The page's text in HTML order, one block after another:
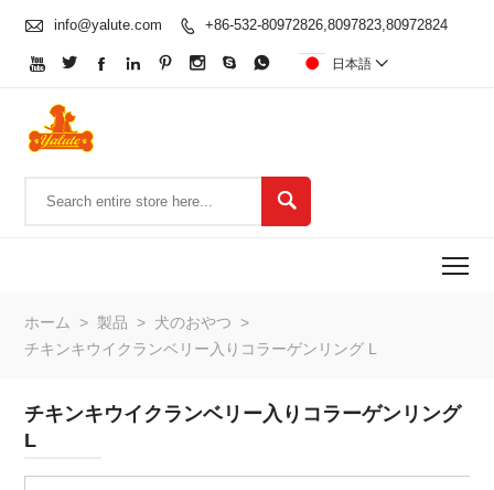
 info@yalute.com  +86-532-80972826,8097823,80972824
        日本語 

ホーム > 製品 > 犬のおやつ >
チキンキウイクランベリー入りコラーゲンリング L
チキンキウイクランベリー入りコラーゲンリング
L